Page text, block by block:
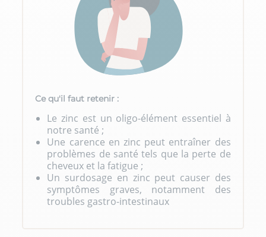
Ce qu'il faut retenir :
Le zinc est un oligo-élément essentiel à
notre santé ;
Une carence en zinc peut entraîner des
problèmes de santé tels que la perte de
cheveux et la fatigue ;
Un surdosage en zinc peut causer des
symptômes graves, notamment des
troubles gastro-intestinaux